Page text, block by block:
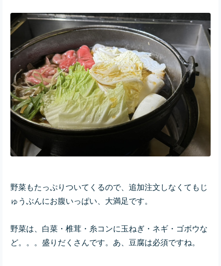
野菜もたっぷりついてくるので、追加注文しなくてもじ
ゅうぶんにお腹いっぱい、大満足です。
野菜は、白菜・椎茸・糸コンに玉ねぎ・ネギ・ゴボウな
ど。。。盛りだくさんです。あ、豆腐は必須ですね。